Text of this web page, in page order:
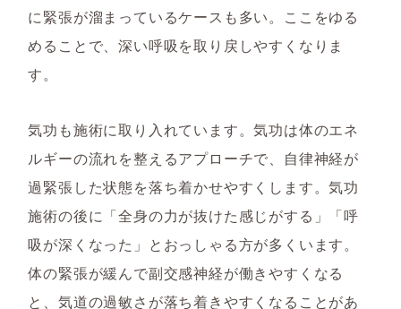
に緊張が溜まっているケースも多い。ここをゆる
めることで、深い呼吸を取り戻しやすくなりま
す。
気功も施術に取り入れています。気功は体のエネ
ルギーの流れを整えるアプローチで、自律神経が
過緊張した状態を落ち着かせやすくします。気功
施術の後に「全身の力が抜けた感じがする」「呼
吸が深くなった」とおっしゃる方が多くいます。
体の緊張が緩んで副交感神経が働きやすくなる
と、気道の過敏さが落ち着きやすくなることがあ